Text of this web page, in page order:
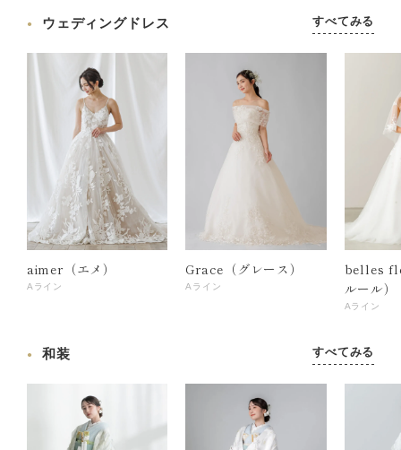
ウェディングドレス すべてみる
aimer（エメ）
Aライン
Grace（グレース）
Aライン
belles
ルール）
Aライン
和装 すべてみる